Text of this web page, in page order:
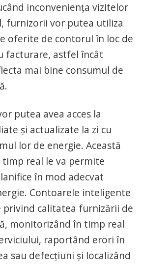
inconveniența vizitelor
furnizorii vor putea utiliza
oferite de contorul în loc de
facturare, astfel încât
mai bine consumul de
putea avea acces la
și actualizate la zi cu
lor de energie. Această
real le va permite
în mod adecvat
Contoarele inteligente
privind calitatea furnizării de
monitorizând în timp real
raportând erori în
sau defecțiuni și localizând